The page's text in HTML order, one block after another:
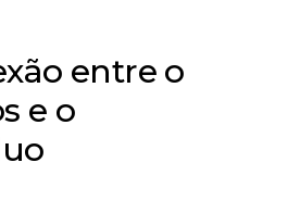
entre o
e o